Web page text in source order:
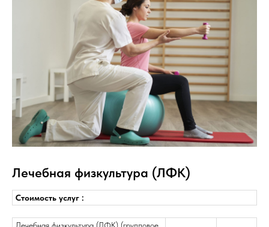
Лечебная физкультура (ЛФК)
Стоимость услуг :